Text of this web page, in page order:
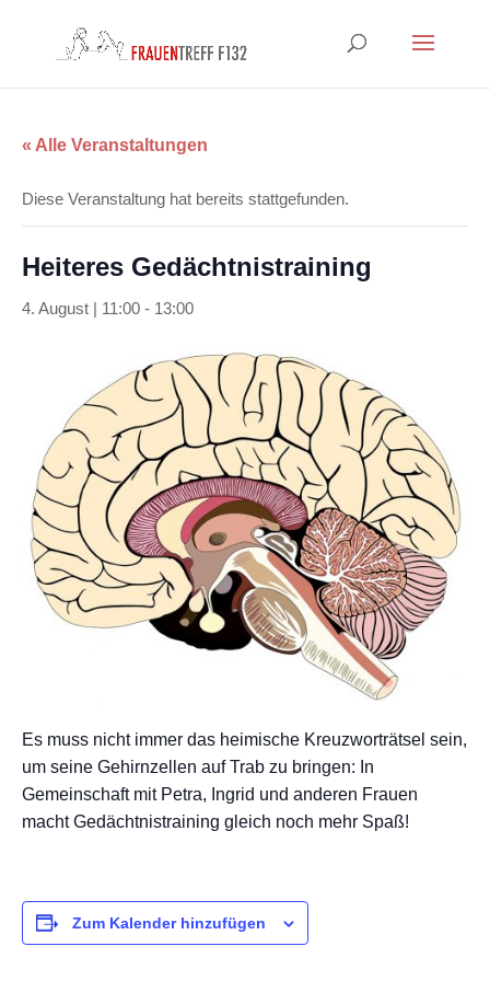
« Alle Veranstaltungen
Diese Veranstaltung hat bereits stattgefunden.
Heiteres Gedächtnistraining
4. August | 11:00 - 13:00
Es muss nicht immer das heimische Kreuzworträtsel sein,
um seine Gehirnzellen auf Trab zu bringen: In
Gemeinschaft mit Petra, Ingrid und anderen Frauen
macht Gedächtnistraining gleich noch mehr Spaß!
Zum Kalender hinzufügen